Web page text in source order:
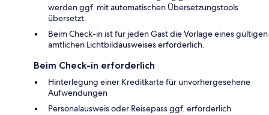
werden ggf. mit automatischen Übersetzungstools
übersetzt.
Beim Check-in ist für jeden Gast die Vorlage eines gültigen
amtlichen Lichtbildausweises erforderlich.
Beim Check-in erforderlich
Hinterlegung einer Kreditkarte für unvorhergesehene
Aufwendungen
Personalausweis oder Reisepass ggf. erforderlich